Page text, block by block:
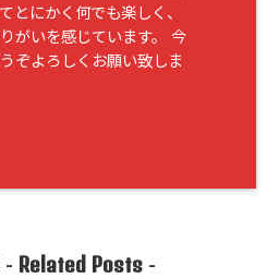
とにかく何でも楽しく、
がいを感じています。 今
ぞよろしくお願い致しま
- Related Posts-